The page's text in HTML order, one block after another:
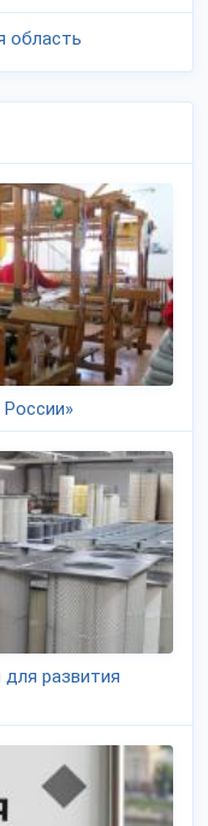
область
развития